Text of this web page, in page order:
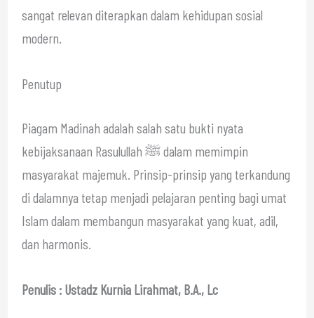
sangat relevan diterapkan dalam kehidupan sosial
modern.
Penutup
Piagam Madinah adalah salah satu bukti nyata
kebijaksanaan Rasulullah ﷺ dalam memimpin
masyarakat majemuk. Prinsip-prinsip yang terkandung
di dalamnya tetap menjadi pelajaran penting bagi umat
Islam dalam membangun masyarakat yang kuat, adil,
dan harmonis.
Penulis : Ustadz Kurnia Lirahmat, B.A., Lc